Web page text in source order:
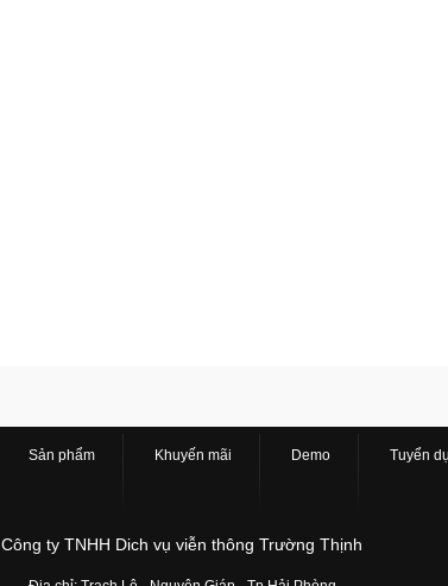
Sản phẩm Khuyến mãi Demo Tuyển
Công ty TNHH Dich vụ viễn thông Trường Thịnh